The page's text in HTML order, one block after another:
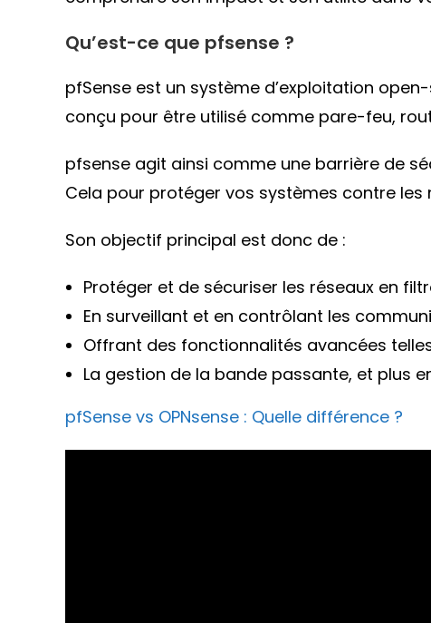
Qu’est-ce que pfsense ?
pfSense est un système d’exploitation
conçu pour être utilisé comme pare-feu,
pfsense agit ainsi comme une barrière de
Cela pour protéger vos systèmes contre les
Son objectif principal est donc de :
Protéger et de sécuriser les réseaux en
En surveillant et en contrôlant les
Offrant des fonctionnalités avancées
La gestion de la bande passante, et plus
pfSense vs OPNsense : Quelle différence ?